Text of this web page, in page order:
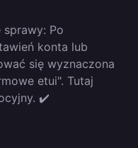
Po
konta lub
się wyznaczona
etui". Tutaj
✔️